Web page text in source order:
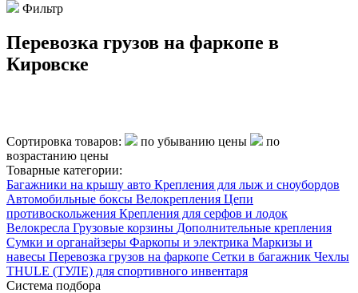
Фильтр
Перевозка грузов на фаркопе в
Кировске
Сортировка товаров: по убыванию цены
по
возрастанию цены
Товарные категории:
Багажники на крышу авто Крепления для лыж и сноубордов
Автомобильные боксы Велокрепления Цепи
противоскольжения Крепления для серфов и лодок
Велокресла Грузовые корзины Дополнительные крепления
Сумки и органайзеры Фаркопы и электрика Маркизы и
навесы Перевозка грузов на фаркопе Сетки в багажник Чехлы
THULE (ТУЛЕ) для спортивного инвентаря
Система подбора